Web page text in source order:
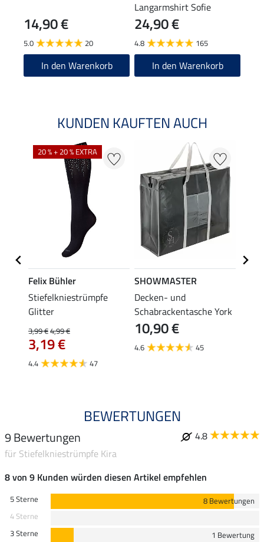
14,90 €
5.0 20
In den Warenkorb
Langarmshirt Sofie
24,90 €
4.8 165
In den Warenkorb
KUNDEN KAUFTEN AUCH
20 % + 20 % EXTRA
Felix Bühler
Stiefelkniestrümpfe
Glitter
3,99 €4,99 €
3,19 €
4.4 47
SHOWMASTER
Decken- und
Schabrackentasche York
10,90 €
4.6 45
BEWERTUNGEN
9 Bewertungen
4.8
für Stiefelkniestrümpfe Kira
8 von 9 Kunden würden diesen Artikel empfehlen
5 Sterne
8 Bewertungen
4 Sterne
3 Sterne
1 Bewertung